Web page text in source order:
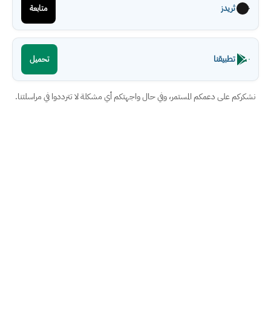
ثريدز متابعة
تطبيقنا تحميل
نشكركم على دعمكم المستمر، وفي حال واجهتكم أي مشكلة لا تترددوا في مراسلتنا.